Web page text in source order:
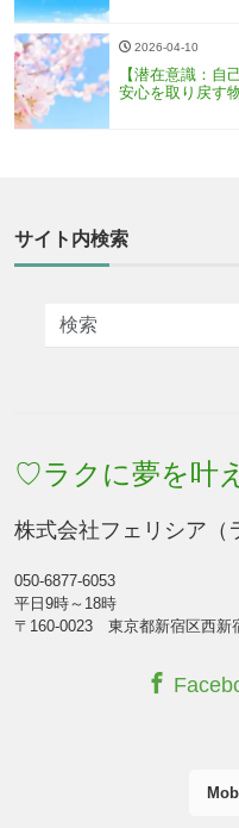
2026-04-10
【潜在意識：自
安心を取り戻す
サイト内検索
♡ラクに夢を叶
株式会社フェリシア（
050-6877-6053
平日9時～18時
〒160-0023 東京都新宿区西新